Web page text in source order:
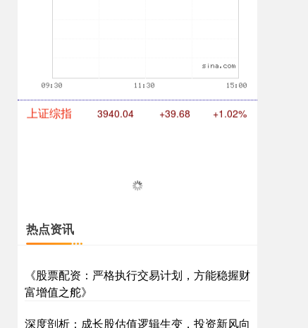
深证成指
热点资讯
《股票配资：严格执行交易计划，方能稳握财
富增值之舵》
深度剖析：成长股估值逻辑生变，投资新风向